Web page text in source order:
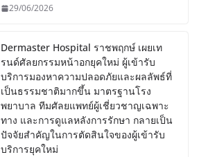
29/06/2026
Dermaster Hospital ราชพฤกษ์ เผยเท
รนด์ศัลยกรรมหน้าอกยุคใหม่ ผู้เข้ารับ
บริการมองหาความปลอดภัยและผลลัพธ์ที่
เป็นธรรมชาติมากขึ้น มาตรฐานโรง
พยาบาล ทีมศัลยแพทย์ผู้เชี่ยวชาญเฉพาะ
ทาง และการดูแลหลังการรักษา กลายเป็น
ปัจจัยสำคัญในการตัดสินใจของผู้เข้ารับ
บริการยุคใหม่